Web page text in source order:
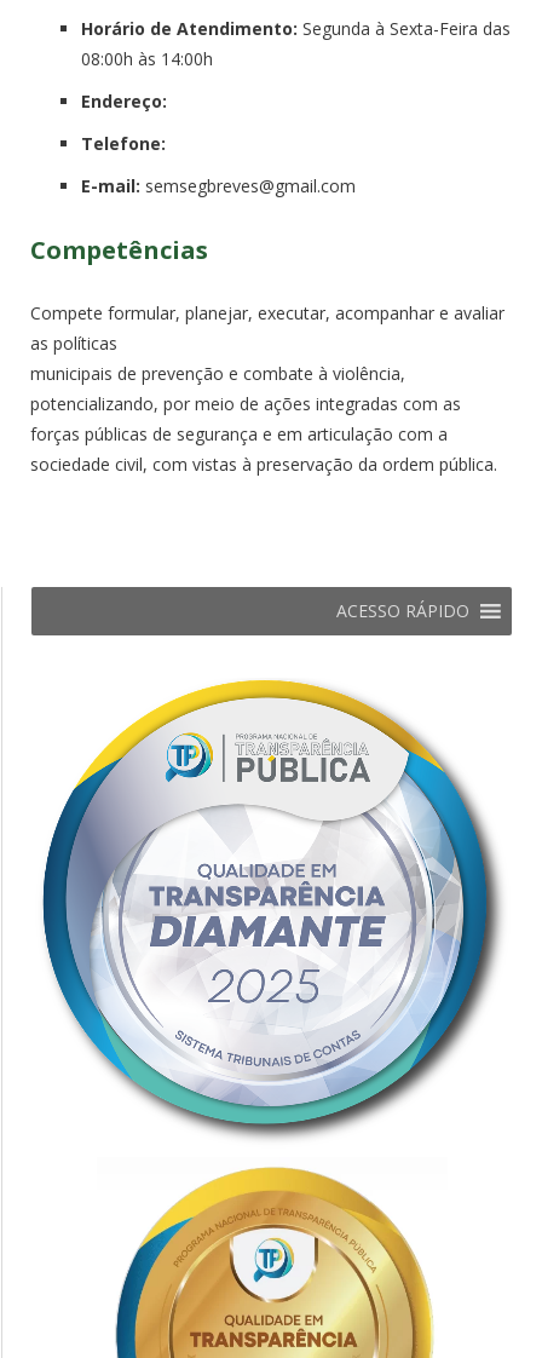
Horário de Atendimento: Segunda à Sexta-Feira das
08:00h às 14:00h
Endereço:
Telefone:
E-mail: semsegbreves@gmail.com
Competências
Compete formular, planejar, executar, acompanhar e avaliar
as políticas
municipais de prevenção e combate à violência,
potencializando, por meio de ações integradas com as
forças públicas de segurança e em articulação com a
sociedade civil, com vistas à preservação da ordem pública.
ACESSO RÁPIDO